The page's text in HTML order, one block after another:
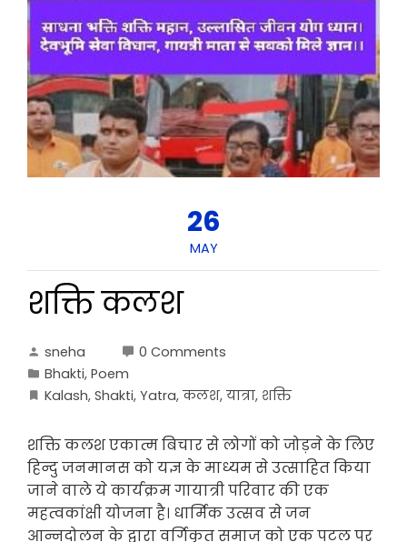
26
MAY
शक्ति कलश
sneha
0 Comments
Bhakti, Poem
Kalash, Shakti, Yatra, कलश, यात्रा, शक्ति
शक्ति कलश एकात्म बिचार से लोगों को जोड़ने के लिए
हिन्दु जनमानस को यज्ञ के माध्यम से उत्साहित किया
जाने वाले ये कार्यक्रम गायात्री परिवार की एक
महत्वकांक्षी योजना है। धार्मिक उत्सव से जन
आन्नदोलन के द्वारा वर्गिकृत समाज को एक पटल पर